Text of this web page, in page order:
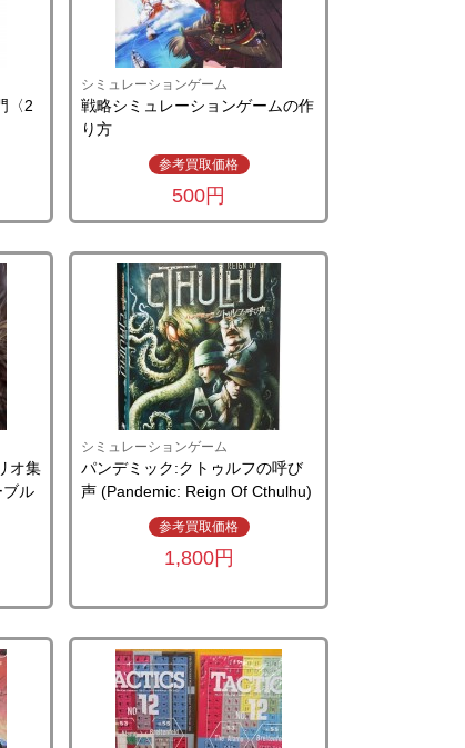
〈2
シミュレーションゲーム
戦略シミュレーションゲームの作
り方
参考買取価格
500円
オ集
ル
シミュレーションゲーム
パンデミック:クトゥルフの呼び
声 (Pandemic: Reign Of Cthulhu)
参考買取価格
1,800円